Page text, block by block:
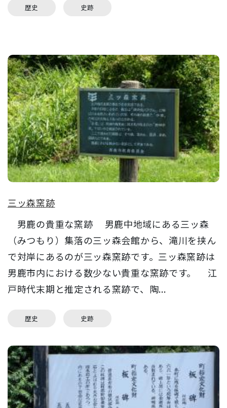
歴史 史跡
三ッ森窯跡
男鹿の貴重な窯跡 男鹿中地域にある三ッ森
（みつもり）集落の三ッ森会館から、滝川を挟ん
で対岸にあるのが三ッ森窯跡です。三ッ森窯跡は
男鹿市内における数少ない貴重な窯跡です。 江
戸時代末期と推定される窯跡で、陶...
歴史 史跡